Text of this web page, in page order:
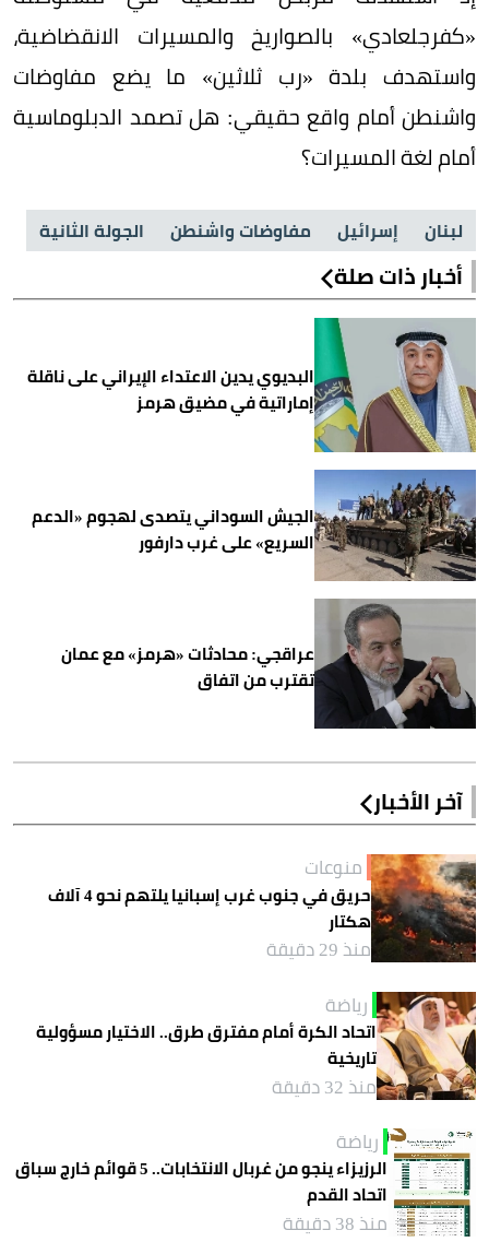
«كفرجلعادي» بالصواريخ والمسيرات الانقضاضية،
واستهدف بلدة «رب ثلاثين» ما يضع مفاوضات
واشنطن أمام واقع حقيقي: هل تصمد الدبلوماسية
أمام لغة المسيرات؟
لبنان إسرائيل مفاوضات واشنطن الجولة الثانية
أخبار ذات صلة
البديوي يدين الاعتداء الإيراني على ناقلة
إماراتية في مضيق هرمز
الجيش السوداني يتصدى لهجوم «الدعم
السريع» على غرب دارفور
عراقجي: محادثات «هرمز» مع عمان
تقترب من اتفاق
آخر الأخبار
منوعات
حريق في جنوب غرب إسبانيا يلتهم نحو 4 آلاف
هكتار
منذ 29 دقيقة
رياضة
اتحاد الكرة أمام مفترق طرق.. الاختيار مسؤولية
تاريخية
منذ 32 دقيقة
رياضة
الرزيزاء ينجو من غربال الانتخابات.. 5 قوائم خارج سباق
اتحاد القدم
منذ 38 دقيقة